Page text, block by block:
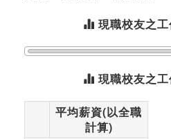
現職校友之
現職校友之
平均薪資(以全職
計算)